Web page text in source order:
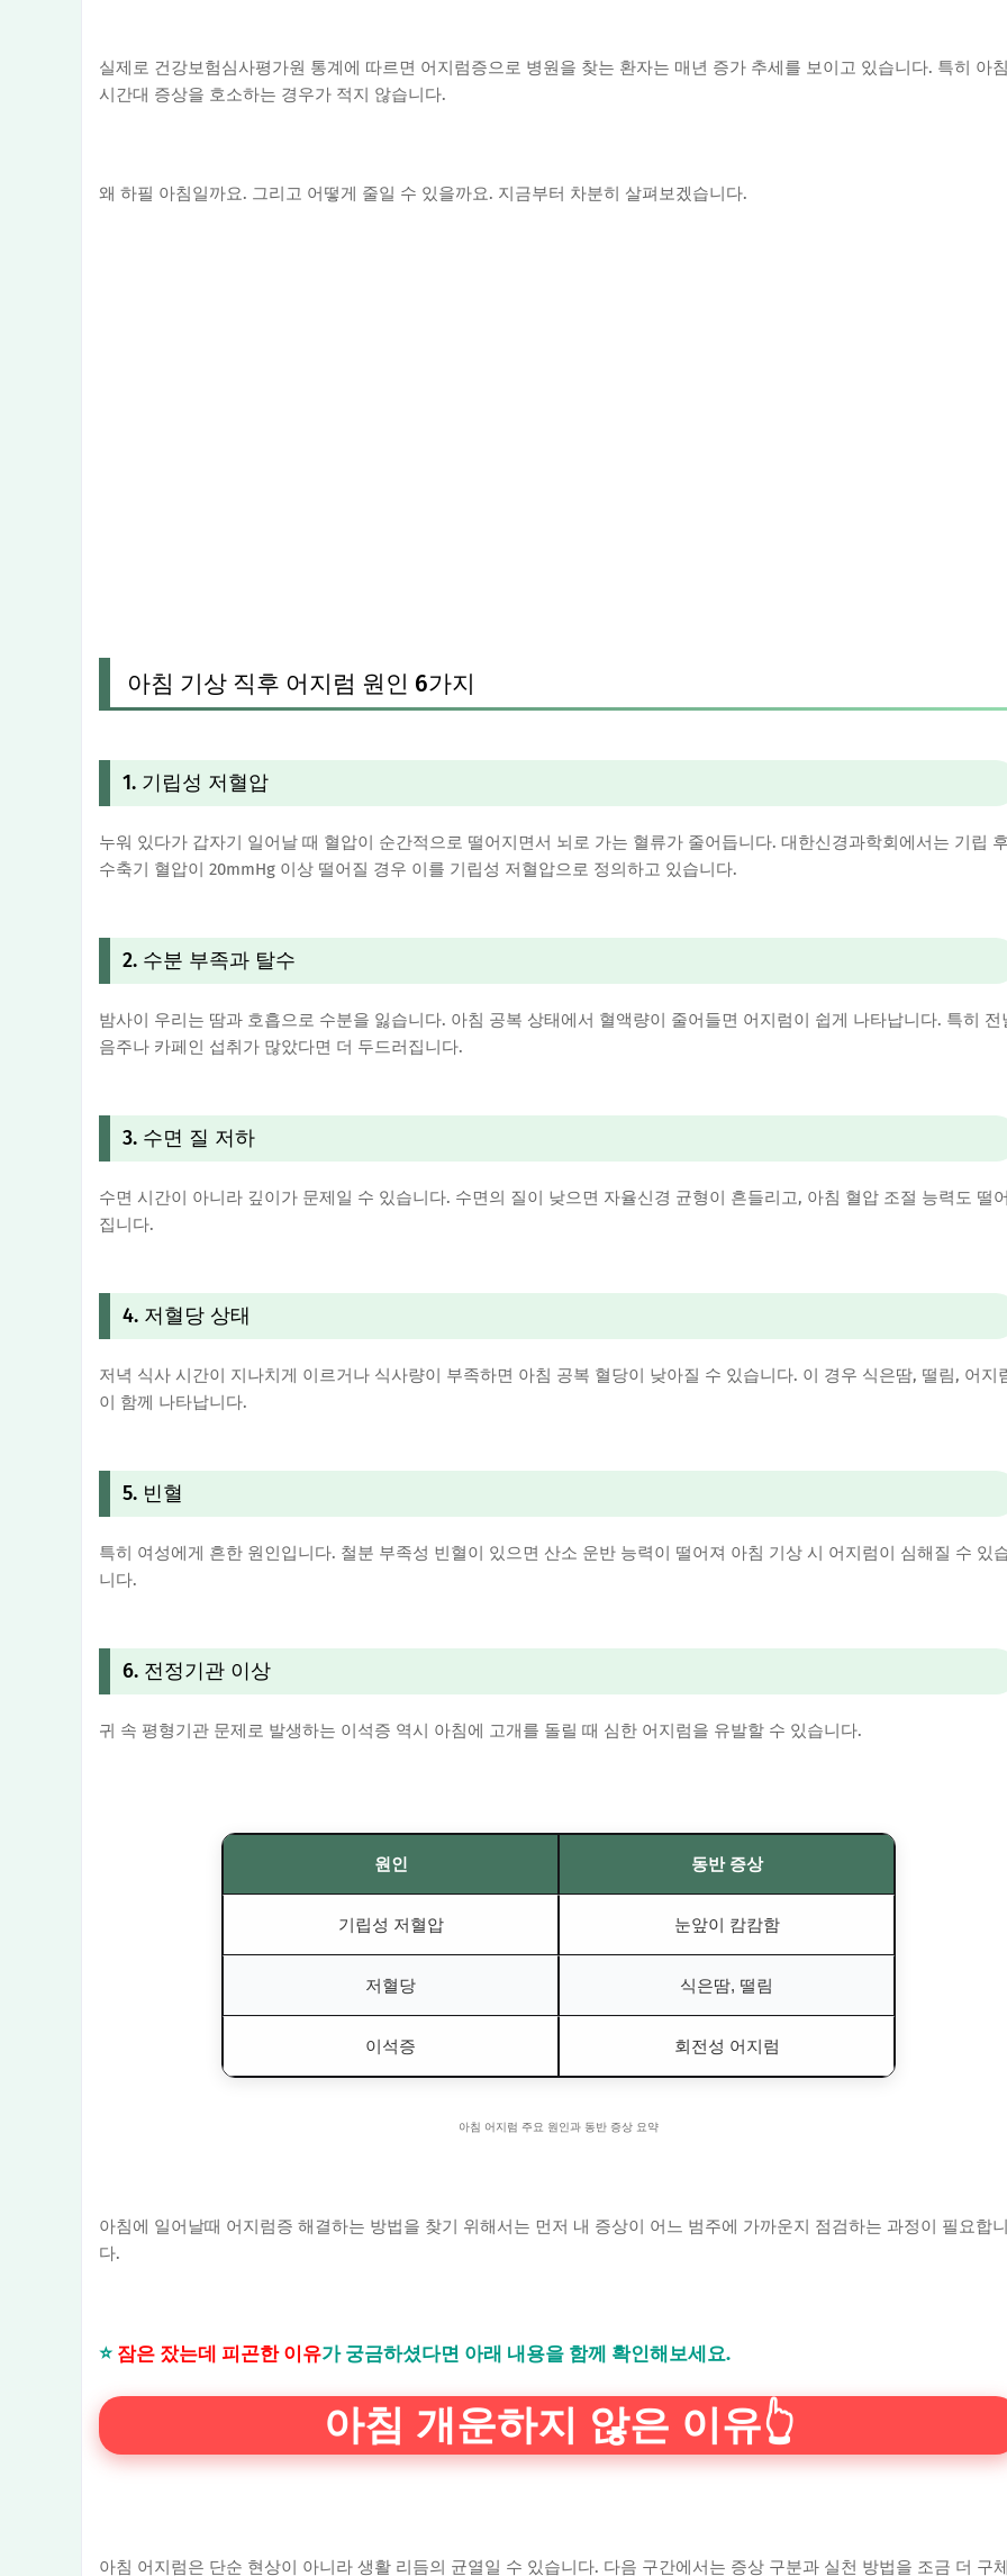
실제로 건강보험심사평가원 통계에 따르면 어지럼증으로 병원을 찾는 환자는 매년 증가 추세를 보이고 있습니다. 특히 아
시간대 증상을 호소하는 경우가 적지 않습니다.
왜 하필 아침일까요. 그리고 어떻게 줄일 수 있을까요. 지금부터 차분히 살펴보겠습니다.
아침 기상 직후 어지럼 원인 6가지
1. 기립성 저혈압
누워 있다가 갑자기 일어날 때 혈압이 순간적으로 떨어지면서 뇌로 가는 혈류가 줄어듭니다. 대한신경과학회에서는 기립
수축기 혈압이 20mmHg 이상 떨어질 경우 이를 기립성 저혈압으로 정의하고 있습니다.
2. 수분 부족과 탈수
밤사이 우리는 땀과 호흡으로 수분을 잃습니다. 아침 공복 상태에서 혈액량이 줄어들면 어지럼이 쉽게 나타납니다. 특히 전
음주나 카페인 섭취가 많았다면 더 두드러집니다.
3. 수면 질 저하
수면 시간이 아니라 깊이가 문제일 수 있습니다. 수면의 질이 낮으면 자율신경 균형이 흔들리고, 아침 혈압 조절 능력도 떨
집니다.
4. 저혈당 상태
저녁 식사 시간이 지나치게 이르거나 식사량이 부족하면 아침 공복 혈당이 낮아질 수 있습니다. 이 경우 식은땀, 떨림, 어지
이 함께 나타납니다.
5. 빈혈
특히 여성에게 흔한 원인입니다. 철분 부족성 빈혈이 있으면 산소 운반 능력이 떨어져 아침 기상 시 어지럼이 심해질 수 있
니다.
6. 전정기관 이상
귀 속 평형기관 문제로 발생하는 이석증 역시 아침에 고개를 돌릴 때 심한 어지럼을 유발할 수 있습니다.
원인 동반 증상
기립성 저혈압 눈앞이 캄캄함
저혈당 식은땀, 떨림
이석증 회전성 어지럼
아침 어지럼 주요 원인과 동반 증상 요약
아침에 일어날때 어지럼증 해결하는 방법을 찾기 위해서는 먼저 내 증상이 어느 범주에 가까운지 점검하는 과정이 필요합
다.
⭐ 잠은 잤는데 피곤한 이유가 궁금하셨다면 아래 내용을 함께 확인해보세요.
아침 개운하지 않은 이유👆
아침 어지럼은 단순 현상이 아니라 생활 리듬의 균열일 수 있습니다. 다음 구간에서는 증상 구분과 실천 방법을 조금 더 구